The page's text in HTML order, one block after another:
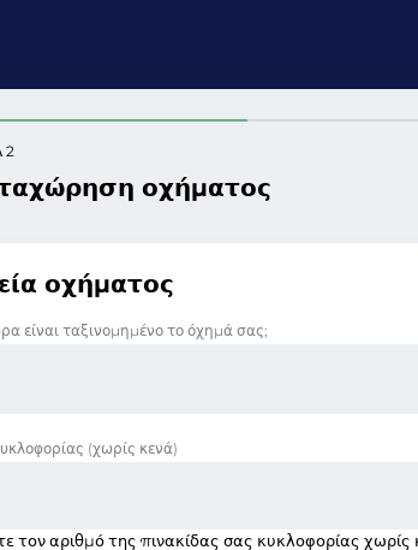
2
οχήματος
οχήματος
είναι ταξινομημένο το όχημά σας;
(χωρίς κενά)
τον αριθμό της πινακίδας σας κυκλοφορίας χωρίς